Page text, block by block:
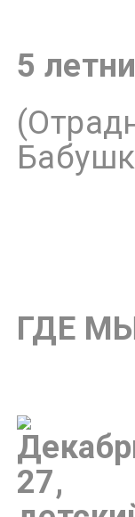
5
ГДЕ